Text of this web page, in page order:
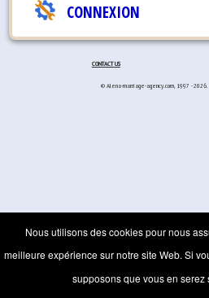
CONNEXION
CONTACT US
© Alena-marriage-agency.com, 1997 -
Nous utilisons des cookies pour nous
meilleure expérience sur notre site Web. Si
supposons que vous en serez